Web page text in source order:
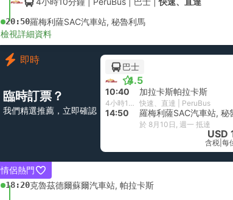
20:50羅梅利薩SAC汽車站, 秘魯利馬
檢視詳細資料
即時
臨時訂票？
我們精選推薦，立即確認
巴士
4.5
10:40 加拉卡斯帕拉卡斯
4小時10分鐘 快速、直達 | PeruBus
14:50
於 8月10日, 週一 抵達
USD
含税 每
情侶熱門
18:20克魯茲德爾蘇爾汽車站, 帕拉卡斯